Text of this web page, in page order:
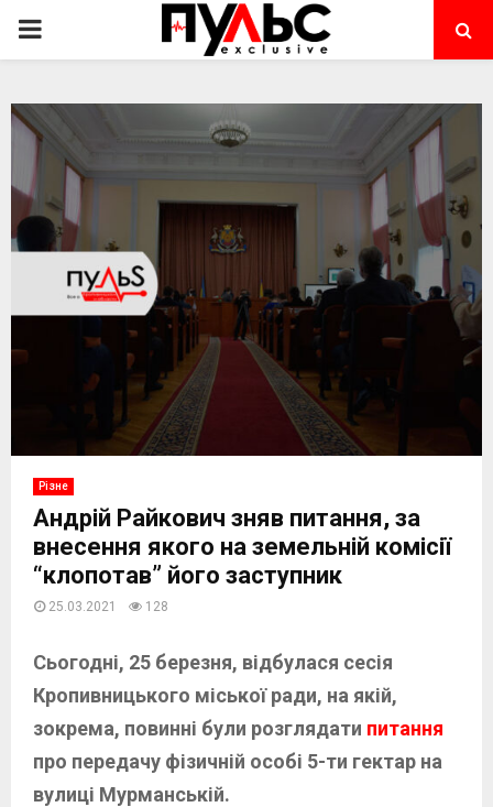
PRIMARY
Різне
Андрій Райкович зняв питання, за
внесення якого на земельній комісії
“клопотав” його заступник
25.03.2021 128
Сьогодні, 25 березня, відбулася сесія
Кропивницького міської ради, на якій,
зокрема, повинні були розглядати питання
про передачу фізичній особі 5-ти гектар на
вулиці Мурманській.